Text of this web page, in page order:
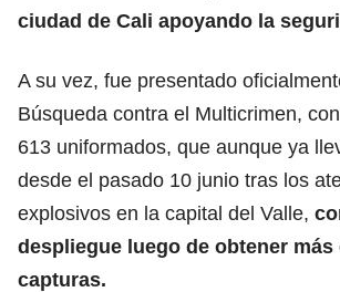
ciudad de Cali apoyando la
A su vez, fue presentado
Búsqueda contra el Multicrimen,
613 uniformados, que aunque ya
desde el pasado 10 junio tras los
explosivos en la capital del Valle,
despliegue luego de obtener más
capturas.